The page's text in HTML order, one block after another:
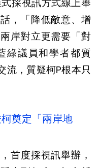
採視訊方式線上舉
，「降低敵意、增
岸對立更需要「對
綠議員和學者都質
流，質疑柯P根本只
奠定「兩岸地
首度採視訊舉辦，